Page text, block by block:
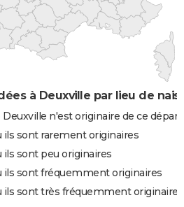
à Deuxville par lieu de
n'est originaire de ce
sont rarement originaires
sont peu originaires
ils sont fréquemment originaires
sont très fréquemment originaires